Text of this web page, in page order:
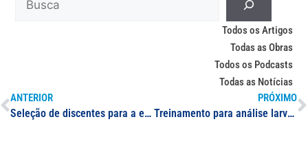
Todos os Artigos
Todas as Obras
Todos os Podcasts
Todas as Notícias
ANTERIOR
Seleção de discentes para a equipe do Projeto Rondon
PRÓXIMO
Treinamento para análise larvária é feito em laboratório da UNIFAL-MG; professora da Universidade enaltece parceria com regionais de Saúde de Alfenas e de Varginha